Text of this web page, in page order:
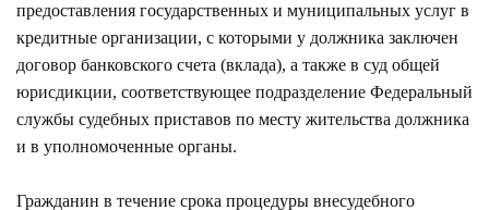
предоставления государственных и муниципальных услуг в
кредитные организации, с которыми у должника заключен
договор банковского счета (вклада), а также в суд общей
юрисдикции, соответствующее подразделение Федеральный
службы судебных приставов по месту жительства должника
и в уполномоченные органы.
Гражданин в течение срока процедуры внесудебного